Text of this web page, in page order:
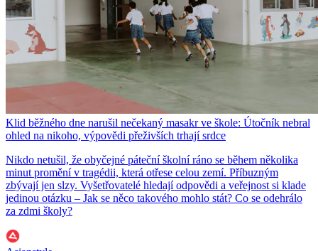
Klid běžného dne narušil nečekaný masakr ve škole: Útočník nebral
ohled na nikoho, výpovědi přeživších trhají srdce
Nikdo netušil, že obyčejné páteční školní ráno se během několika
minut promění v tragédii, která otřese celou zemí. Příbuzným
zbývají jen slzy. Vyšetřovatelé hledají odpovědi a veřejnost si klade
jedinou otázku – Jak se něco takového mohlo stát? Co se odehrálo
za zdmi školy?